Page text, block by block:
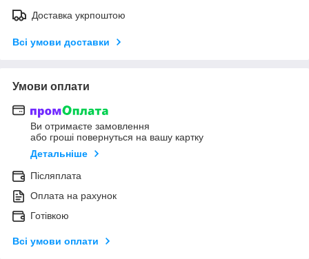
Доставка укрпоштою
Всі умови доставки
Умови оплати
Ви отримаєте замовлення
або гроші повернуться на вашу картку
Детальніше
Післяплата
Оплата на рахунок
Готівкою
Всі умови оплати